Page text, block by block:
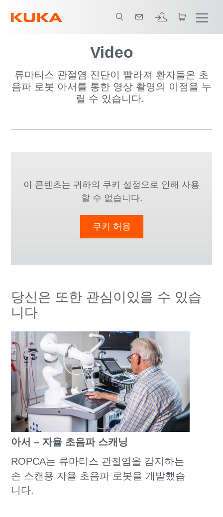
Video
류마티스 관절염 진단이 빨라져 환자들은 초
음파 로봇 아서를 통한 영상 촬영의 이점을 누
릴 수 있습니다.
이 콘텐츠는 귀하의 쿠키 설정으로 인해 사용
할 수 없습니다.
쿠키 허용
당신은 또한 관심이있을 수 있습
니다
아서 – 자율 초음파 스캐닝
ROPCA는 류마티스 관절염을 감지하는
손 스캔용 자율 초음파 로봇을 개발했습
니다.